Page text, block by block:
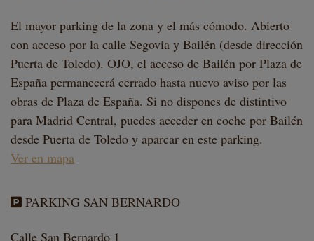
El mayor parking de la zona y el más cómodo. Abierto
con acceso por la calle Segovia y Bailén (desde dirección
Puerta de Toledo). OJO, el acceso de Bailén por Plaza de
España permanecerá cerrado hasta nuevo aviso por las
obras de Plaza de España. Si no dispones de distintivo
para Madrid Central, puedes acceder en coche por Bailén
desde Puerta de Toledo y aparcar en este parking.
Ver en mapa
PARKING SAN BERNARDO
Calle San Bernardo 1